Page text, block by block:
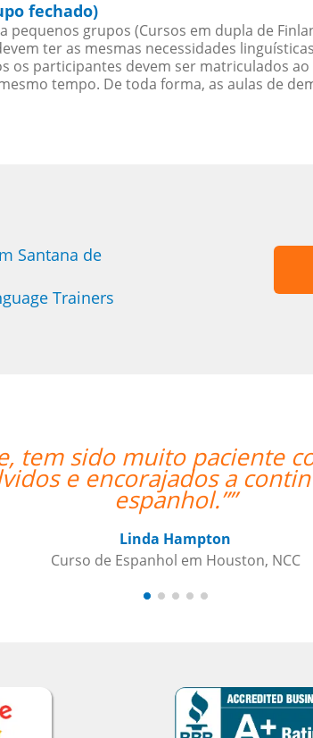
fechado)
grupos (Cursos em dupla de
ter as mesmas necessidades
participantes devem ser matriculados
tempo. De toda forma, as aulas de
Santana de
Trainers
de
de aprender
“”I took